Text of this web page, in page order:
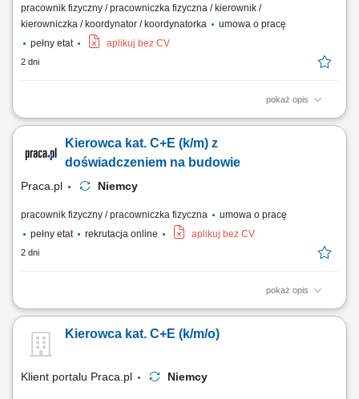
pracownik fizyczny / pracowniczka fizyczna / kierownik /
kierowniczka / koordynator / koordynatorka
umowa o pracę
pełny etat
aplikuj bez CV
2 dni
pokaż opis
Bezpieczny transport materiałów budowlanych, ciężkich maszyn oraz
terenie Niemiec. Obsługa powierzonego zestawu ciężarowego oraz
dbanie o prawidłowe zabezpieczenie ładunku przed drogą. Aktywny
Kierowca kat. C+E (k/m) z
doświadczeniem na budowie
Praca.pl Niemcy
pracownik fizyczny / pracowniczka fizyczna
umowa o pracę
pełny etat
rekrutacja online aplikuj bez CV
2 dni
pokaż opis
Opis stanowiska Sprawna obsługa transportowa niemieckich projektów
Współpraca z brygadą na budowie przy operacjach załadunkowych
oraz bieżących pracach terenowych; Optymalne planowanie krótkich
Kierowca kat. C+E (k/m/o)
Klient portalu Praca.pl Niemcy